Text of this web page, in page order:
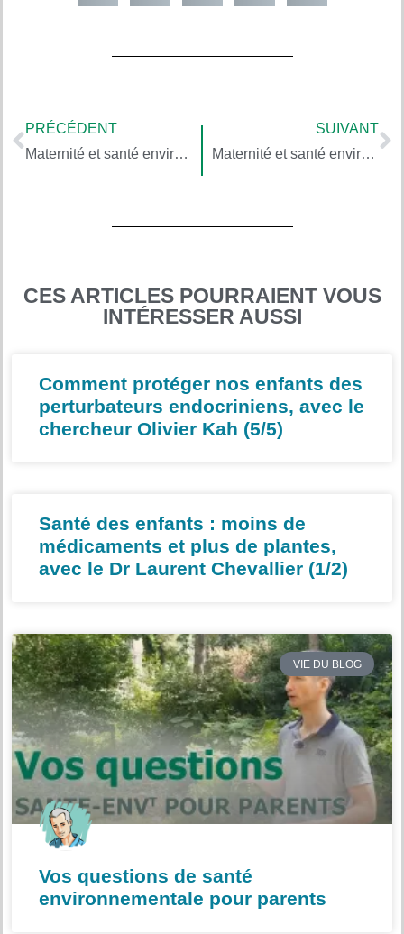
PRÉCÉDENT
Maternité et santé environnementale, avec Sandra Steingraber (2/4)
SUIVANT
Maternité et santé environnementale, avec Sandra Steingraber (4/4)
CES ARTICLES POURRAIENT VOUS
INTÉRESSER AUSSI
Comment protéger nos enfants des
perturbateurs endocriniens, avec le
chercheur Olivier Kah (5/5)
Santé des enfants : moins de
médicaments et plus de plantes,
avec le Dr Laurent Chevallier (1/2)
VIE DU BLOG
Vos questions de santé
environnementale pour parents